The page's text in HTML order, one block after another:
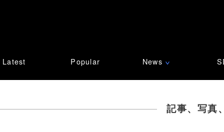
Latest Popular News ∨
記事、写真